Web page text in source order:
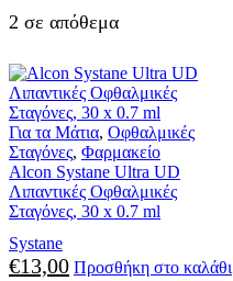
2 σε απόθεμα
Για τα Μάτια, Οφθαλμικές
Σταγόνες, Φαρμακείο
Alcon Systane Ultra UD
Λιπαντικές Οφθαλμικές
Σταγόνες, 30 x 0.7 ml
Systane
€13,00 Προσθήκη στο καλάθι